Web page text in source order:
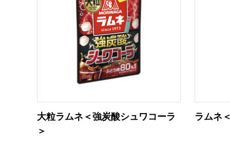
大粒ラムネ＜強炭酸シュワコーラ
＞
ラムネ